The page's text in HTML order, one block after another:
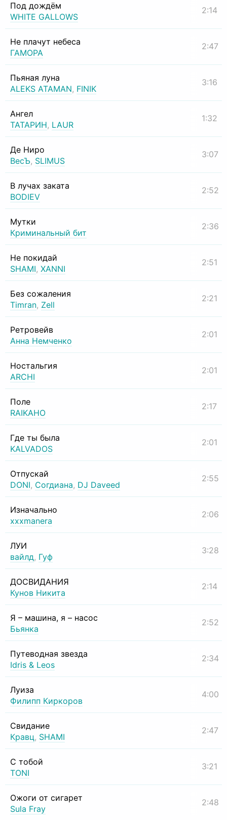
Под дождём
WHITE GALLOWS
2:14
Не плачут небеса
ГАМОРА
2:47
Пьяная луна
ALEKS ATAMAN, FINIK
3:16
Ангел
ТАТАРИН, LAUR
1:32
Де Ниро
ВесЪ, SLIMUS
3:07
В лучах заката
BODIEV
2:52
Мутки
Криминальный бит
2:36
Не покидай
SHAMI, XANNI
2:51
Без сожаления
Timran, Zell
2:21
Ретровейв
Анна Немченко
2:01
Ностальгия
ARCHI
2:01
Поле
RAIKAHO
2:17
Где ты была
KALVADOS
2:01
Отпускай
DONI, Согдиана, DJ Daveed
2:55
Изначально
xxxmanera
2:06
ЛУИ
вайлд, Гуф
3:28
ДОСВИДАНИЯ
Кунов Никита
2:14
Я – машина, я – насос
Бьянка
2:52
Путеводная звезда
Idris & Leos
2:34
Луиза
Филипп Киркоров
4:00
Свидание
Кравц, SHAMI
2:47
С тобой
TONI
3:21
Ожоги от сигарет
Sula Fray
2:48